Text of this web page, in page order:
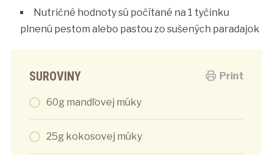
Nutričné hodnoty sú počítané na 1 tyčinku
plnenú pestom alebo pastou zo sušených paradajok
Print
SUROVINY
60g mandľovej múky
25g kokosovej múky